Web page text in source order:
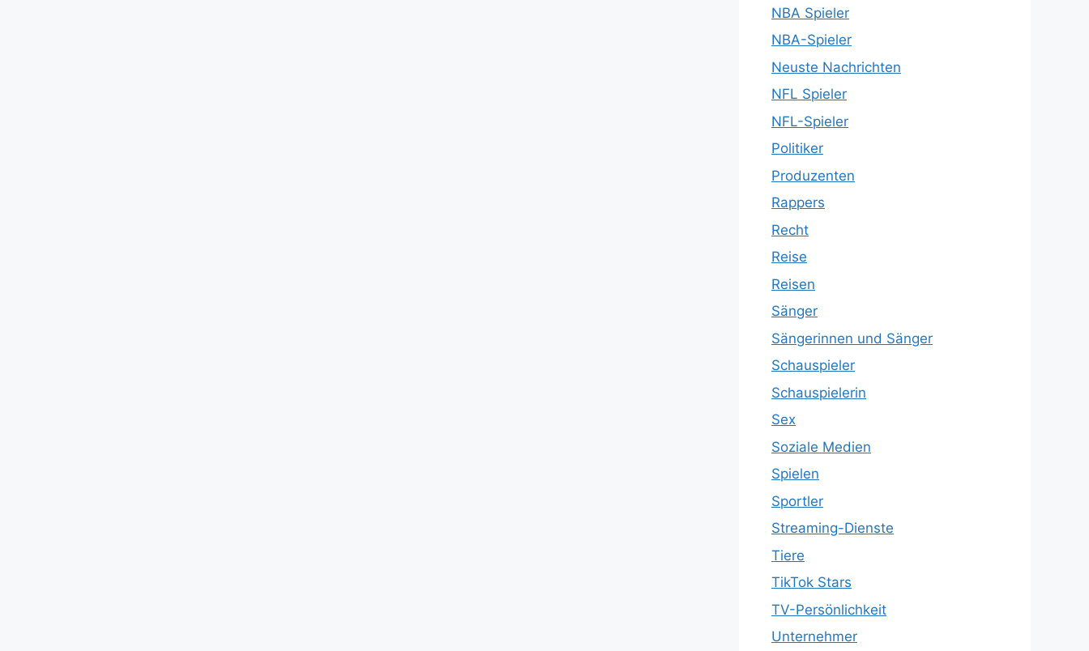
NBA Spieler
NBA-Spieler
Neuste Nachrichten
NFL Spieler
NFL-Spieler
Politiker
Produzenten
Rappers
Recht
Reise
Reisen
Sänger
Sängerinnen und Sänger
Schauspieler
Schauspielerin
Sex
Soziale Medien
Spielen
Sportler
Streaming-Dienste
Tiere
TikTok Stars
TV-Persönlichkeit
Unternehmer